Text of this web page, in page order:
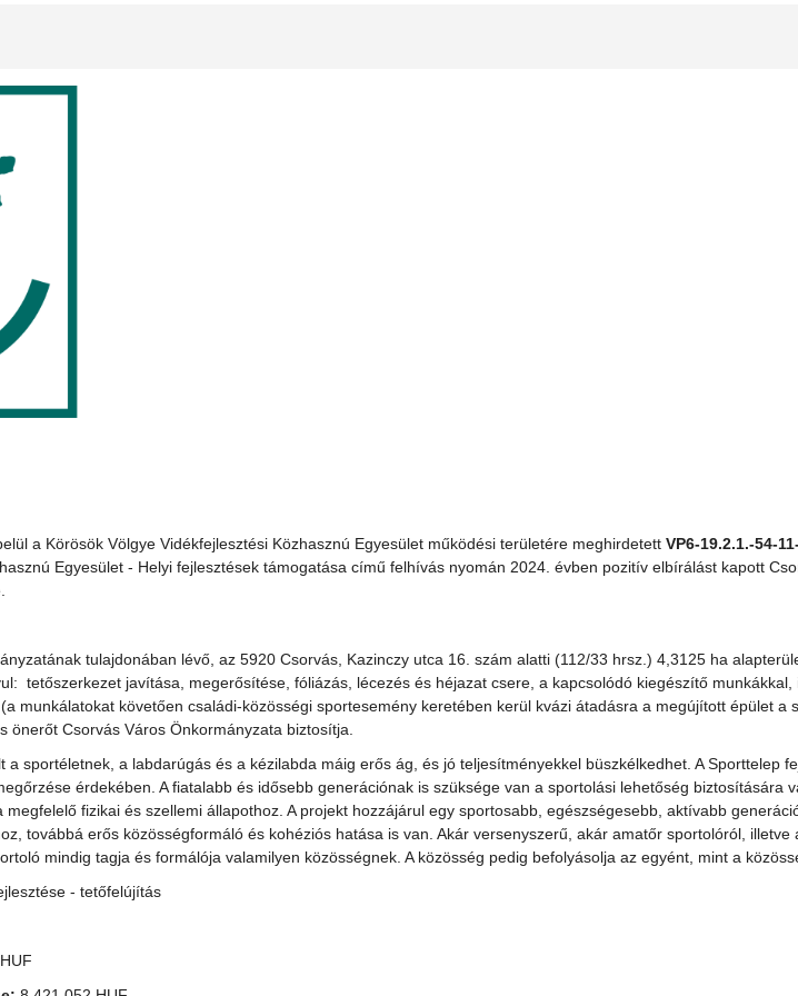
a Körösök Völgye Vidékfejlesztési Közhasznú Egyesület működési területére meghirdetett VP6-19.2.1.-54-
Egyesület - Helyi fejlesztések támogatása című felhívás nyomán 2024. évben pozitív elbírálást kapott
tulajdonában lévő, az 5920 Csorvás, Kazinczy utca 16. szám alatti (112/33 hrsz.) 4,3125 ha
tetőszerkezet javítása, megerősítése, fóliázás, lécezés és héjazat csere, a kapcsolódó kiegészítő munkákkal,
munkálatokat követően családi-közösségi sportesemény keretében kerül kvázi átadásra a megújított épület a
önerőt Csorvás Város Önkormányzata biztosítja.
a sportéletnek, a labdarúgás és a kézilabda máig erős ág, és jó teljesítményekkel büszkélkedhet. A Sporttelep
érdekében. A fiatalabb és idősebb generációnak is szüksége van a sportolási lehetőség biztosítására
fizikai és szellemi állapothoz. A projekt hozzájárul egy sportosabb, egészségesebb, aktívabb
továbbá erős közösségformáló és kohéziós hatása is van. Akár versenyszerű, akár amatőr sportolóról, illetve
mindig tagja és formálója valamilyen közösségnek. A közösség pedig befolyásolja az egyént, mint a
- tetőfelújítás